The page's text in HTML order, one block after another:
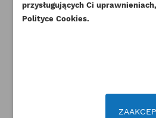
Dostępny
przysługujących Ci
Polityce Cookies.